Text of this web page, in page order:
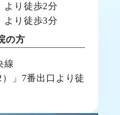
より徒歩2分
より徒歩3分
の方
線
）」7番出口より徒